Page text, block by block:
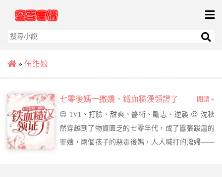
» 伍柒娘
七零後媽一撒嬌，鐵血糙漢領證了 閱讀 »
😍 1V1、打臉、甜爽、醫術、勵志、逆襲 😍 沈秋
然穿越到了物資匱乏的七零年代，成了囂張跋扈的
軍嫂，兩個孩子的惡毒後媽，人人喊打的潑婦——